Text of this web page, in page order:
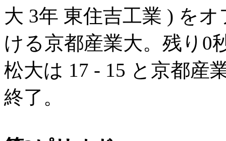
大 3年 東住吉工業 ) を
ける京都産業大。残り0
松大は 17 - 15 と京都産
終了。